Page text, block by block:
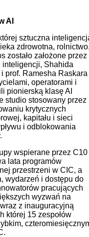
AI
sztuczna
zdrowotna,
zostało założone przez
inteligencji, Shahida
prof. Ramesha Raskara
operatorami i
pionierską klasę AI
studio stosowany przez
krytycznych
kapitału i sieci
i odblokowania
wspierane przez C10
lata programów
przestrzeni w CIC, a
wydarzeń i dostępu do
pracujących
wyzwań na
z inauguracyjną
której 15 zespołów